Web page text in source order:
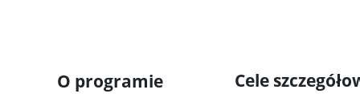
O programie Cele